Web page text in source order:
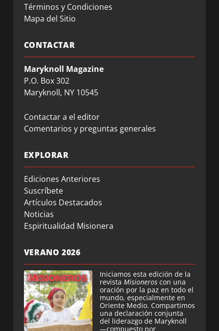
Términos y Condiciones
Mapa del Sitio
CONTACTAR
Maryknoll Magazine
P.O. Box 302
Maryknoll, NY 10545
Contactar a el editor
Comentarios y preguntas generales
EXPLORAR
Ediciones Anteriores
Suscríbete
Artículos Destacados
Noticias
Espiritualidad Misionera
VERANO 2026
Iniciamos esta edición de la
revista Misioneros con una
oración por la paz en todo el
mundo, especialmente en
Oriente Medio. Compartimos
una declaración conjunta
del liderazgo de Maryknoll
—compuesto por